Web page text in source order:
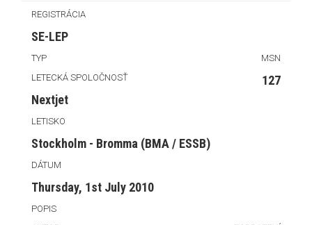
REGISTRÁCIA
SE-LEP
TYP MSN
127
LETECKÁ SPOLOČNOSŤ
Nextjet
LETISKO
Stockholm - Bromma (BMA / ESSB)
DÁTUM
Thursday, 1st July 2010
POPIS